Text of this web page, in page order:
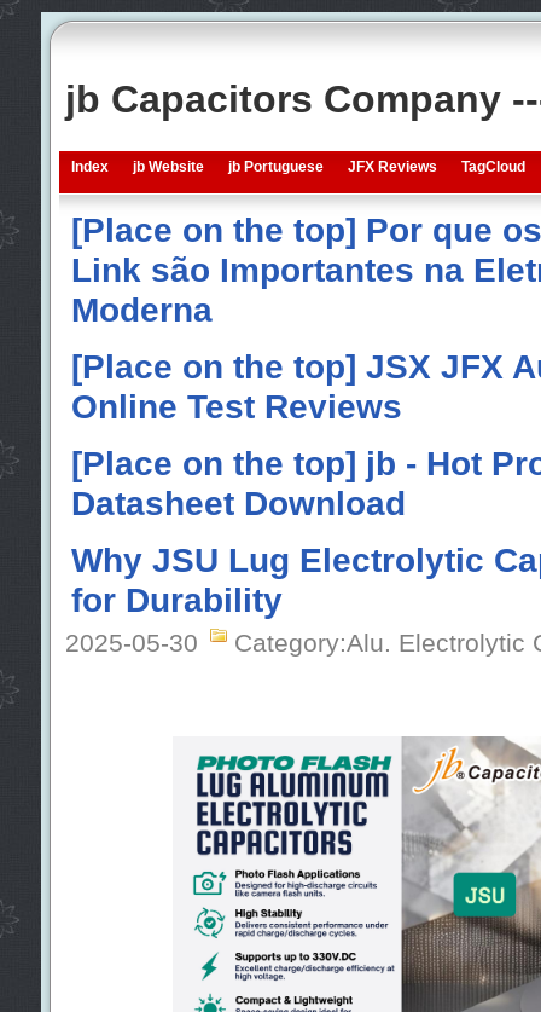
jb Capacitors Company
Index jb Website jb Portuguese JFX Reviews TagCloud
[Place on the top] Por que
Link são Importantes na
Moderna
[Place on the top] JSX JFX
Online Test Reviews
[Place on the top] jb - Hot
Datasheet Download
Why JSU Lug Electrolytic
for Durability
2025-05-30 Category:Alu. Electrolytic